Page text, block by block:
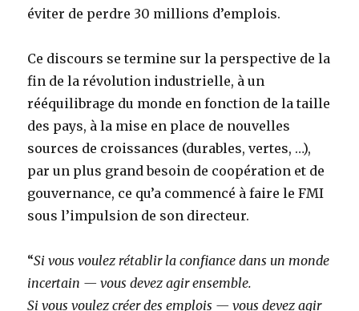
éviter de perdre 30 millions d’emplois.
Ce discours se termine sur la perspective de la
fin de la révolution industrielle, à un
rééquilibrage du monde en fonction de la taille
des pays, à la mise en place de nouvelles
sources de croissances (durables, vertes, …),
par un plus grand besoin de coopération et de
gouvernance, ce qu’a commencé à faire le FMI
sous l’impulsion de son directeur.
“Si vous voulez rétablir la confiance dans un monde
incertain — vous devez agir ensemble.
Si vous voulez créer des emplois — vous devez agir